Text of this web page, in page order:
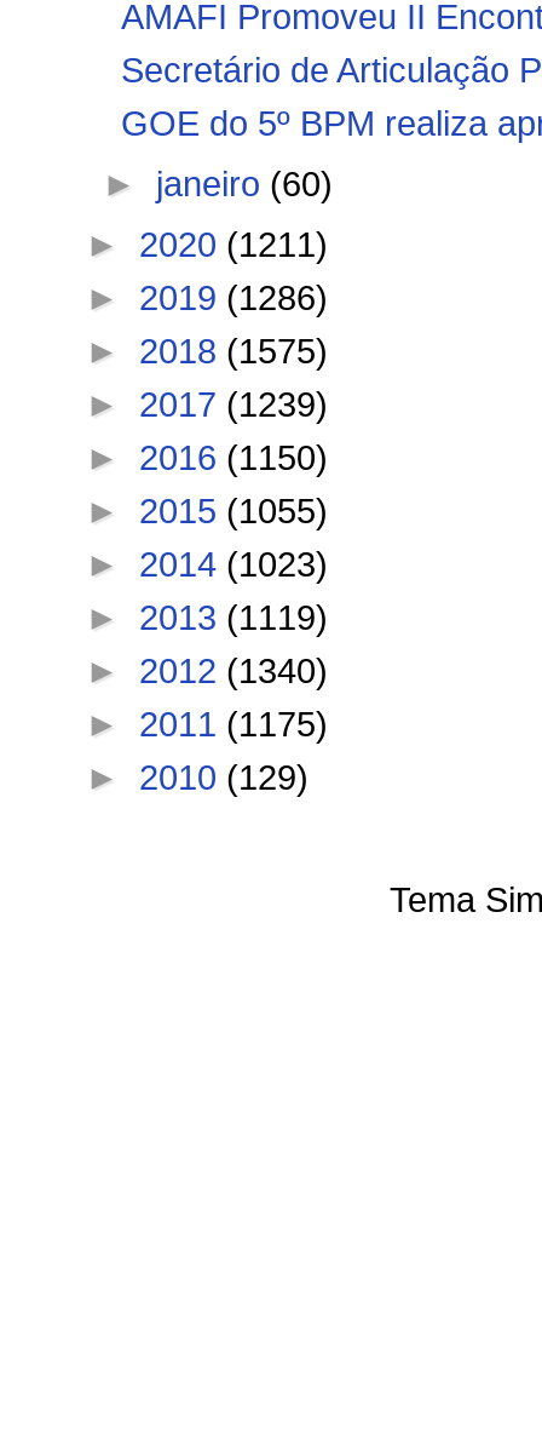
AMAFI Promoveu II
Secretário de Articulação
GOE do 5º BPM realiza
► janeiro (60)
► 2020 (1211)
► 2019 (1286)
► 2018 (1575)
► 2017 (1239)
► 2016 (1150)
► 2015 (1055)
► 2014 (1023)
► 2013 (1119)
► 2012 (1340)
► 2011 (1175)
► 2010 (129)
Tema